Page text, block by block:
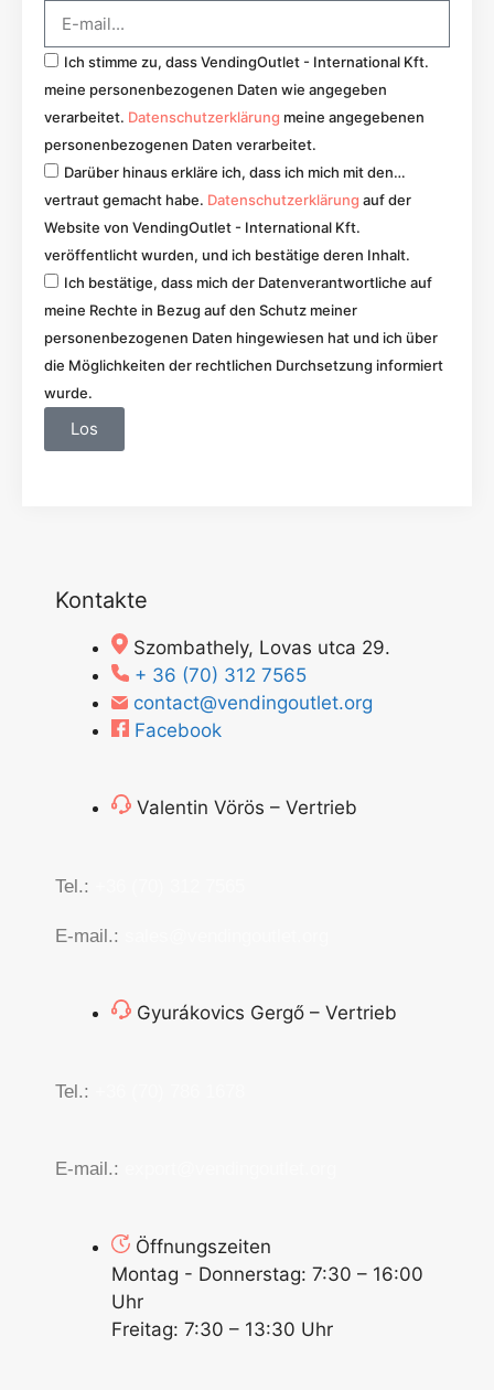
Ich stimme zu, dass VendingOutlet - International Kft.
meine personenbezogenen Daten wie angegeben
verarbeitet. Datenschutzerklärung meine angegebenen
personenbezogenen Daten verarbeitet.
Darüber hinaus erkläre ich, dass ich mich mit den…
vertraut gemacht habe. Datenschutzerklärung auf der
Website von VendingOutlet - International Kft.
veröffentlicht wurden, und ich bestätige deren Inhalt.
Ich bestätige, dass mich der Datenverantwortliche auf
meine Rechte in Bezug auf den Schutz meiner
personenbezogenen Daten hingewiesen hat und ich über
die Möglichkeiten der rechtlichen Durchsetzung informiert
wurde.
Los
Kontakte
Szombathely, Lovas utca 29.
+ 36 (70) 312 7565
contact@vendingoutlet.org
Facebook
Valentin Vörös – Vertrieb
Tel.:
E-mail.:
Gyurákovics Gergő – Vertrieb
Tel.:
E-mail.:
Öffnungszeiten
Montag - Donnerstag: 7:30 – 16:00
Uhr
Freitag: 7:30 – 13:30 Uhr